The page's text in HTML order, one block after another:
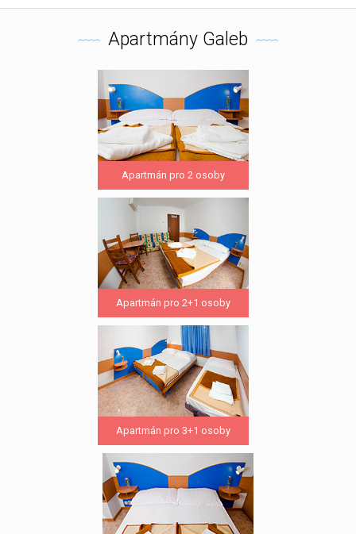
Apartmány Galeb
Apartmán pro 2 osoby
Apartmán pro 2+1 osoby
Apartmán pro 3+1 osoby